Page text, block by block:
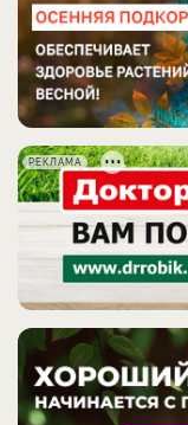
РЕКЛАМА